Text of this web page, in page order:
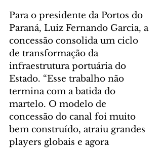
Para o presidente da Portos do
Paraná, Luiz Fernando Garcia, a
concessão consolida um ciclo
de transformação da
infraestrutura portuária do
Estado. “Esse trabalho não
termina com a batida do
martelo. O modelo de
concessão do canal foi muito
bem construído, atraiu grandes
players globais e agora